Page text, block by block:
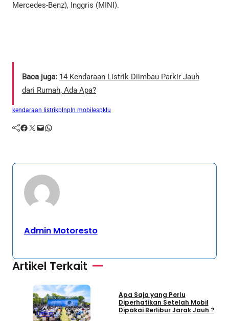
Mercedes-Benz), Inggris (MINI).
Baca juga: 14 Kendaraan Listrik Diimbau Parkir Jauh
dari Rumah, Ada Apa?
kendaraan listrikplnpln mobilespklu
Facebook Twitter Mail WhatsApp
Admin Motoresto
Artikel Terkait
Umum
Apa Saja yang Perlu
Diperhatikan Setelah Mobil
Dipakai Berlibur Jarak Jauh ?